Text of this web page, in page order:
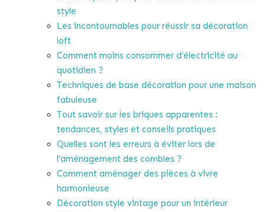
style
Les incontournables pour réussir sa décoration
loft
Comment moins consommer d’électricité au
quotidien ?
Techniques de base décoration pour une maison
fabuleuse
Tout savoir sur les briques apparentes :
tendances, styles et conseils pratiques
Quelles sont les erreurs à éviter lors de
l’aménagement des combles ?
Comment aménager des pièces à vivre
harmonieuse
Décoration style vintage pour un intérieur